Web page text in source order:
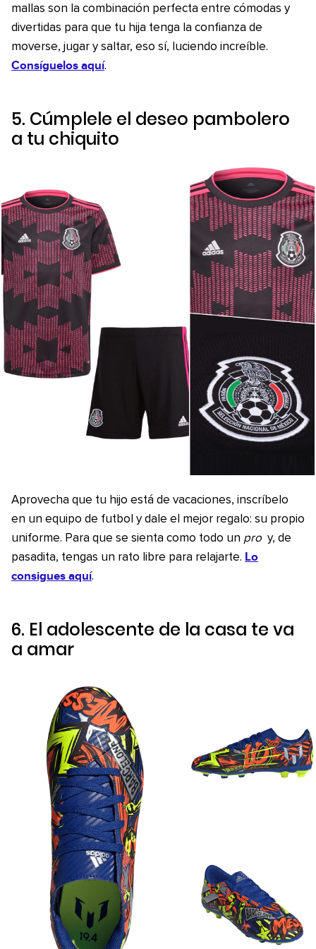
mallas son la combinación perfecta entre cómodas y
divertidas para que tu hija tenga la confianza de
moverse, jugar y saltar, eso sí, luciendo increíble.
Consíguelos aquí.
5. Cúmplele el deseo pambolero
a tu chiquito
Aprovecha que tu hijo está de vacaciones, inscríbelo
en un equipo de futbol y dale el mejor regalo: su propio
uniforme. Para que se sienta como todo un pro y, de
pasadita, tengas un rato libre para relajarte. Lo
consigues aquí.
6. El adolescente de la casa te va
a amar